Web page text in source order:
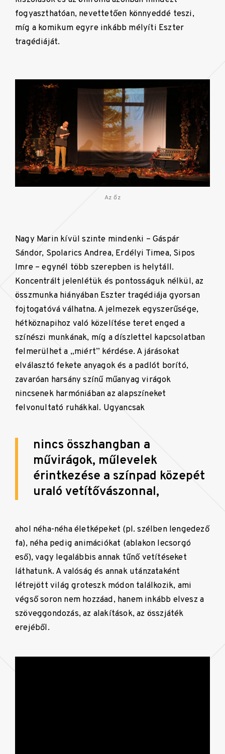
fogyaszthatóan, nevettetően könnyeddé teszi,
míg a komikum egyre inkább mélyíti Eszter
tragédiáját.
Az őz
Nagy Marin kívül szinte mindenki – Gáspár
Sándor, Spolarics Andrea, Erdélyi Timea, Sipos
Imre – egynél több szerepben is helytáll.
Koncentrált jelenlétük és pontosságuk nélkül, az
összmunka hiányában Eszter tragédiája gyorsan
fojtogatóvá válhatna. A jelmezek egyszerűsége,
hétköznapihoz való közelítése teret enged a
színészi munkának, míg a díszlettel kapcsolatban
felmerülhet a „miért” kérdése. A járásokat
elválasztó fekete anyagok és a padlót borító,
zavaróan harsány színű műanyag virágok
nincsenek harmóniában az alapszíneket
felvonultató ruhákkal. Ugyancsak
nincs összhangban a
művirágok, műlevelek
érintkezése a színpad közepét
uraló vetítővászonnal,
ahol néha-néha életképeket (pl. szélben lengedező
fa), néha pedig animációkat (ablakon lecsorgó
eső), vagy legalábbis annak tűnő vetítéseket
láthatunk. A valóság és annak utánzataként
létrejött világ groteszk módon találkozik, ami
végső soron nem hozzáad, hanem inkább elvesz a
szöveggondozás, az alakítások, az összjáték
erejéből.